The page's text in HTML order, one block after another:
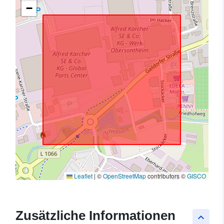
−
Leaflet | ©OpenStreetMapcontributors ©GISCO
keyboard_arrow_up
Zusätzliche Informationen